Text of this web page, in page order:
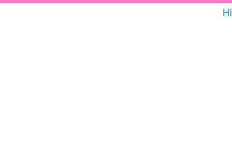
STOFFE IN STÜCKEN